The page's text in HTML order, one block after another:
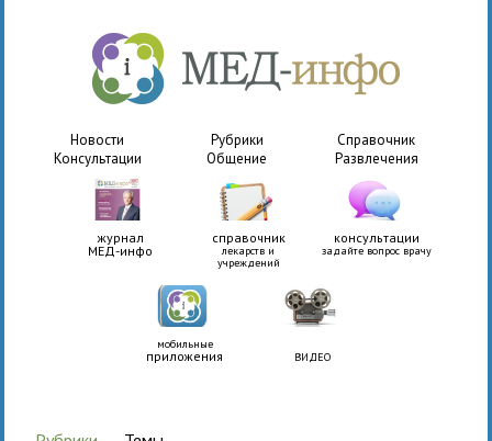
Новости Рубрики
Справочник
Консультации
Общение Развлечения
журнал
МЕД-инфо
справочник
лекарств и
учреждений
консультации
задайте вопрос врачу
мобильные
приложения ВИДЕО